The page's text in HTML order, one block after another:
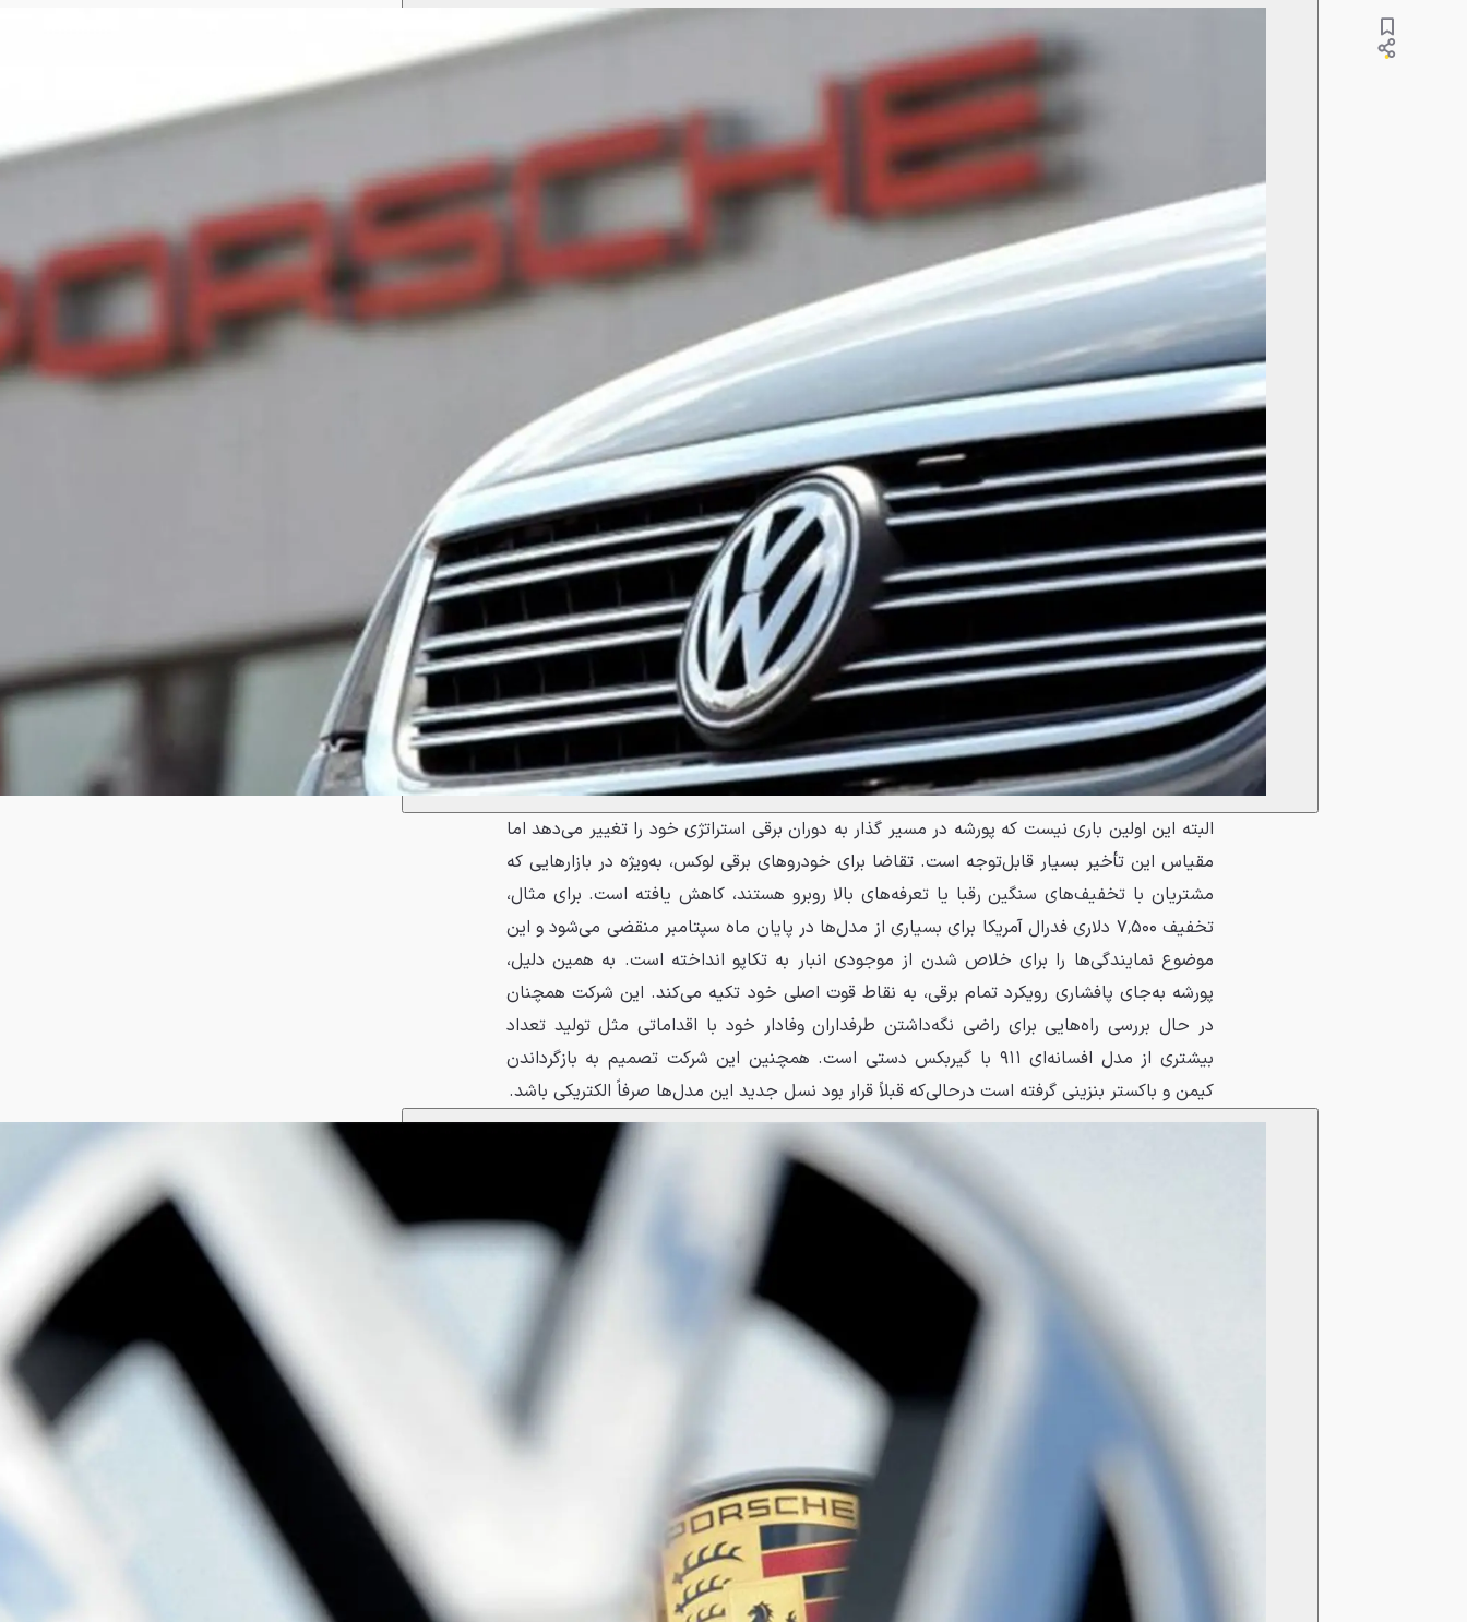
البته این اولین باری نیست که پورشه در مسیر گذار به دوران برقی استراتژی خود را تغییر می‌دهد اما
مقیاس این تأخیر بسیار قابل‌توجه است. تقاضا برای خودروهای برقی لوکس، به‌ویژه در بازارهایی که
مشتریان با تخفیف‌های سنگین رقبا یا تعرفه‌های بالا روبرو هستند، کاهش یافته است. برای مثال،
تخفیف ۷٬۵۰۰ دلاری فدرال آمریکا برای بسیاری از مدل‌ها در پایان ماه سپتامبر منقضی می‌شود و این
موضوع نمایندگی‌ها را برای خلاص شدن از موجودی انبار به تکاپو انداخته است. به همین دلیل،
پورشه به‌جای پافشاری رویکرد تمام برقی، به نقاط قوت اصلی خود تکیه می‌کند. این شرکت همچنان
در حال بررسی راه‌هایی برای راضی نگه‌داشتن طرفداران وفادار خود با اقداماتی مثل تولید تعداد
بیشتری از مدل افسانه‌ای ۹۱۱ با گیربکس دستی است. همچنین این شرکت تصمیم به بازگرداندن
کیمن و باکستر بنزینی گرفته است درحالی‌که قبلاً قرار بود نسل جدید این مدل‌ها صرفاً الکتریکی باشد.